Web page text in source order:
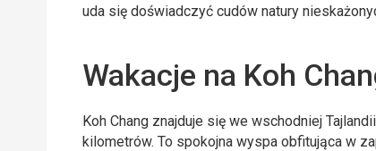
uda się doświadczyć cudów natury
Wakacje na Koh
Koh Chang znajduje się we wschodniej
kilometrów. To spokojna wyspa obfitująca w